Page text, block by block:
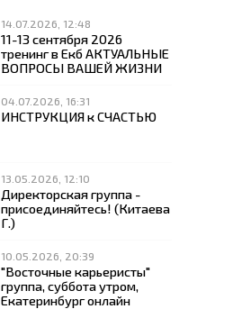
14.07.2026, 12:48
11-13 сентября 2026
тренинг в Екб АКТУАЛЬНЫЕ
ВОПРОСЫ ВАШЕЙ ЖИЗНИ
04.07.2026, 16:31
ИНСТРУКЦИЯ к СЧАСТЬЮ
13.05.2026, 12:10
Директорская группа -
присоединяйтесь! (Китаева
Г.)
10.05.2026, 20:39
"Восточные карьеристы"
группа, суббота утром,
Екатеринбург онлайн